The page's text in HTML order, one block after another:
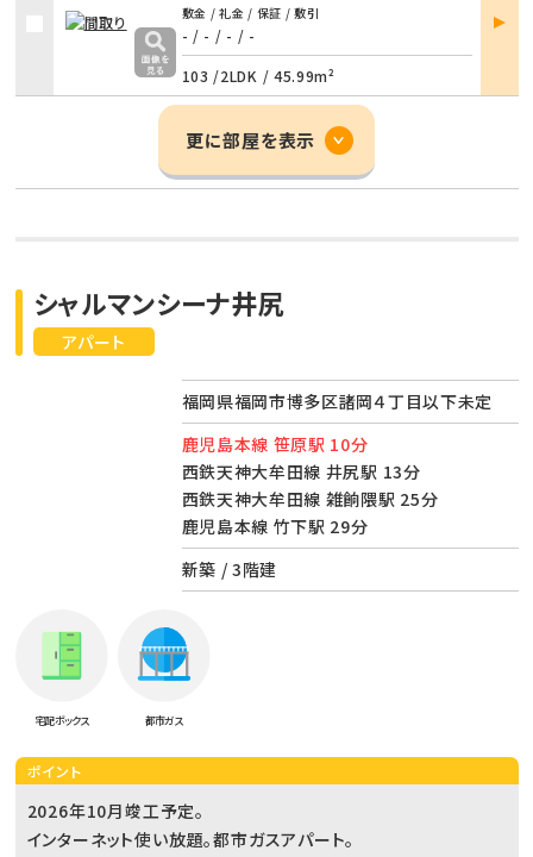
敷金 / 礼金 / 保証 / 敷引
- / - / - / -
103 /2LDK / 45.99m²
部屋
詳細
更に部屋を表示
アパート
シャルマンシーナ井尻
福岡県福岡市博多区諸岡４丁目以下未定
鹿児島本線 笹原駅 10分
西鉄天神大牟田線 井尻駅 13分
西鉄天神大牟田線 雑餉隈駅 25分
鹿児島本線 竹下駅 29分
新築 / 3階建
宅配ボックス 都市ガス
ポイント
2026年10月竣工予定。
インターネット使い放題。都市ガスアパート。